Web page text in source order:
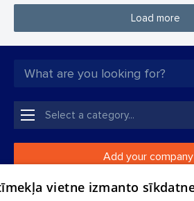
Load more
Add your company
If your company is not in our
vietne izmanto